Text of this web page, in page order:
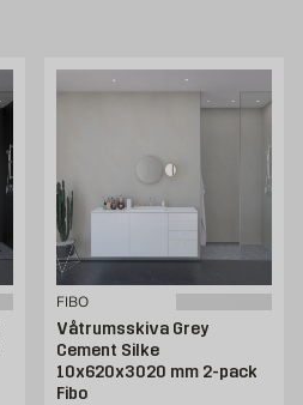
FIBO
Våtrumsskiva Grey
Cement Silke
10x620x3020 mm 2-pack
Fibo